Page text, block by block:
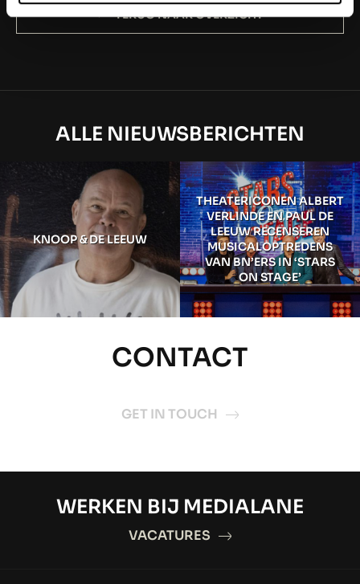
TERUG NAAR OVERZICHT
ALLE NIEUWSBERICHTEN
KNOOP & DE LEEUW
THEATERICONEN ALBERT
VERLINDE EN PAUL DE
LEEUW RECENSEREN
MUSICALOPTREDENS
VAN BN’ERS IN ‘STARS
ON STAGE’
CONTACT
GET IN TOUCH
WERKEN BIJ MEDIALANE
VACATURES